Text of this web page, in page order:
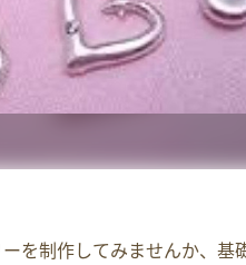
を制作してみませんか、基